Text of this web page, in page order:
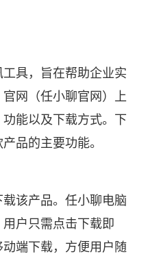
具，旨在帮助企业实
网（任小聊官网）上
能以及下载方式。下
品的主要功能。
该产品。任小聊电脑
户只需点击下载即
端下载，方便用户随